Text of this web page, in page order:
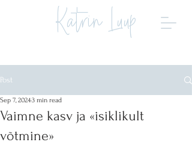
Katrin Luup
Post
Vaimne kasv ja «isiklikult
võtmine»
Sep 7, 20243 min read